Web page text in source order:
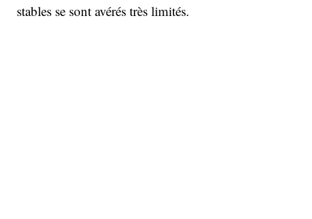
stables se sont avérés très limités.